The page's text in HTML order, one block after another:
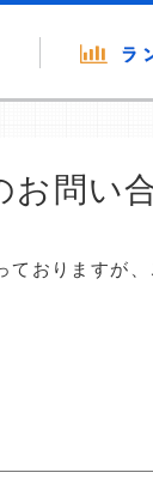
お問い
おりますが